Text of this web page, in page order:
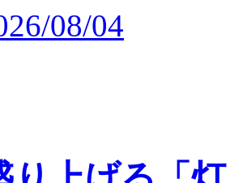
08/04